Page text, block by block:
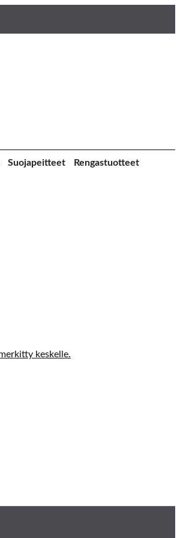
Suojapeitteet Rengastuotteet